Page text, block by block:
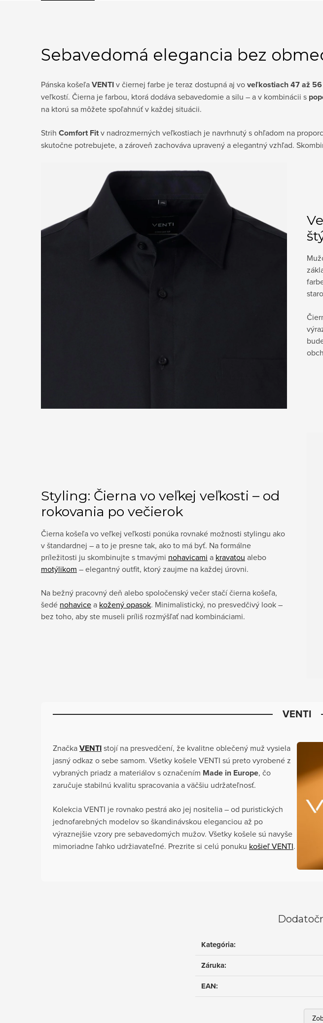
Sebavedomá elegancia bez
Pánska košeľaVENTIv čiernej farbe je teraz dostupná aj voveľkostiach 47 až 56
veľkostí. Čierna je farbou, ktorá dodáva sebavedomie a silu – a v kombinácii s
na ktorú sa môžete spoľahnúť v každej situácii.
Strih Comfort Fitv nadrozmerných veľkostiach je navrhnutý s ohľadom na
skutočne potrebujete, a zároveň zachováva upravený a elegantný vzhľad.
Styling: Čierna vo veľkej veľkosti – od
rokovania po večierok
Čierna košeľa vo veľkej veľkosti ponúka rovnaké možnosti stylingu ako
v štandardnej – a to je presne tak, ako to má byť. Na formálne
príležitosti ju skombinujte s tmavými nohavicami a kravatou alebo
motýlikom – elegantný outfit, ktorý zaujme na každej úrovni.
Na bežný pracovný deň alebo spoločenský večer stačí čierna košeľa,
šedé nohavicea kožený opasok. Minimalistický, no presvedčivý look –
bez toho, aby ste museli príliš rozmýšľať nad kombináciami.
VENTI
ZnačkaVENTIstojí na presvedčení, že kvalitne oblečený muž vysiela
jasný odkaz o sebe samom. Všetky košele VENTI sú preto vyrobené z
vybraných priadz a materiálov s označením Made in Europe, čo
zaručuje stabilnú kvalitu spracovania a väčšiu udržateľnosť.
Kolekcia VENTI je rovnako pestrá ako jej nositelia – od puristických
jednofarebných modelov so škandinávskou eleganciou až po
výraznejšie vzory pre sebavedomých mužov. Všetky košele sú navyše
mimoriadne ľahko udržiavateľné. Prezrite si celú ponuku košieľ VENTI.
Kategória:
Záruka:
EAN: